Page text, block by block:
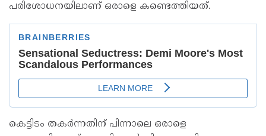
പരിശോധനയിലാണ് ഒരാളെ കണ്ടെത്തിയത്.
കെട്ടിടം തകര്‍ന്നതിന് പിന്നാലെ ഒരാളെ